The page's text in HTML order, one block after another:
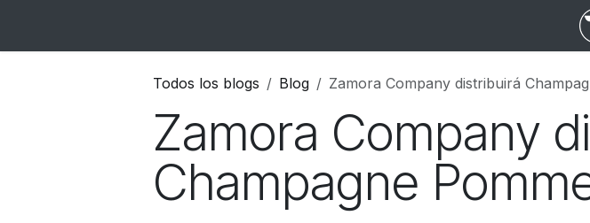
Todos los blogs Blog Zamora Company distribuirá
Zamora Company
Champagne